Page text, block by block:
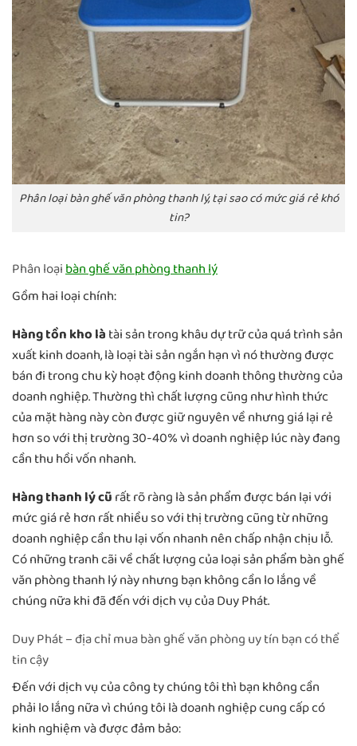
Phân loại bàn ghế văn phòng thanh lý, tại sao có mức giá rẻ khó
tin?
Phân loạibàn ghế văn phòng thanh lý
Gồm hai loại chính:
Hàngtồn kholàtài sản trong khâu dự trữ của quá trình sản
xuất kinh doanh, là loại tài sản ngắn hạn vì nó thường được
bán đi trong chu kỳ hoạt động kinh doanh thông thường của
doanh nghiệp. Thường thì chất lượng cũng như hình thức
của mặt hàng này còn được giữ nguyên về nhưng giá lại rẻ
hơn so với thị trường 30-40% vì doanh nghiệp lúc này đang
cần thu hồi vốn nhanh.
Hàng thanh lý cũrất rõ ràng là sản phẩm được bán lại với
mức giá rẻ hơn rất nhiều so với thị trường cũng từ những
doanh nghiệp cần thu lại vốn nhanh nên chấp nhận chịu lỗ.
Có những tranh cãi về chất lượng của loại sản phẩm bàn ghế
văn phòng thanh lý này nhưng bạn không cần lo lắng về
chúng nữa khi đã đến với dịch vụ của Duy Phát.
Duy Phát – địa chỉ mua bàn ghế văn phòng uy tín bạn có thể
tin cậy
Đến với dịch vụ của công ty chúng tôi thì bạn không cần
phải lo lắng nữa vì chúng tôi là doanh nghiệp cung cấp có
kinh nghiệm và được đảm bảo: